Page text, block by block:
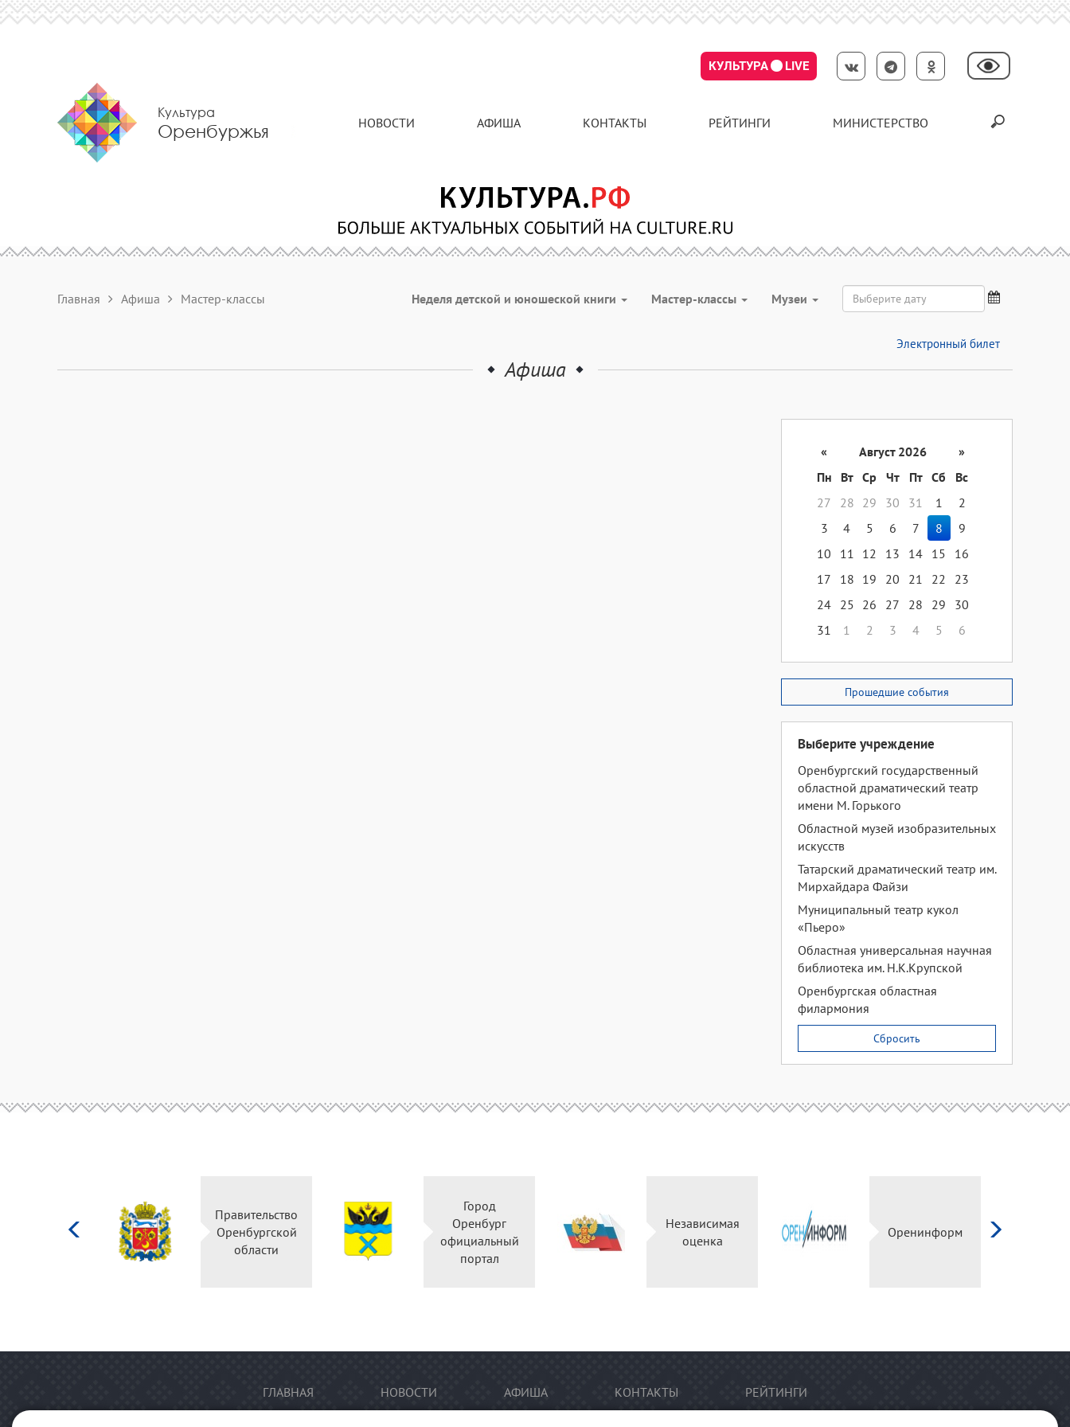
КУЛЬТУРА LIVE
Культура
Оренбуржья НОВОСТИ АФИША КОНТАКТЫ РЕЙТИНГИ МИНИСТЕРСТВО
Главная Афиша Мастер-классы Неделя детской и юношеской книги Мастер-классы Музеи
Электронный билет
Афиша
« Август 2026
»
Пн
Вт Ср Чт Пт Сб
Вс
27
28 29 30 31 1
2
3
4 5 6 7 8
9
10
11 12 13 14 15
16
17
18 19 20 21 22
23
24 25 26 27 28 29
30
31
1 2 3 4 5 6
Прошедшие события
Выберите учреждение
Оренбургский государственный
областной драматический театр
имени М. Горького
Областной музей изобразительных
искусств
Татарский драматический театр им.
Мирхайдара Файзи
Муниципальный театр кукол
«Пьеро»
Областная универсальная научная
библиотека им. Н.К.Крупской
Оренбургская областная
филармония
Сбросить
Правительство
Оренбургской
области
Город
Оренбург
официальный
портал
Независимая
оценка
Оренинформ
ГЛАВНАЯ НОВОСТИ АФИША КОНТАКТЫ РЕЙТИНГИ